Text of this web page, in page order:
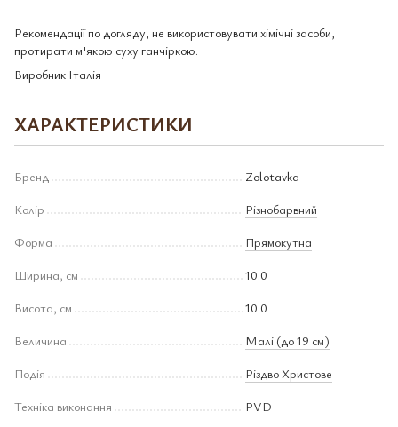
Рекомендації по догляду, не використовувати хімічні засоби,
протирати м'якою суху ганчіркою.
Виробник Італія
ХАРАКТЕРИСТИКИ
Бренд
Zolotavka
Колір
Різнобарвний
Форма
Прямокутна
Ширина, см
10.0
Висота, см
10.0
Величина
Малі (до 19 см)
Подія
Різдво Христове
Техніка виконання
PVD